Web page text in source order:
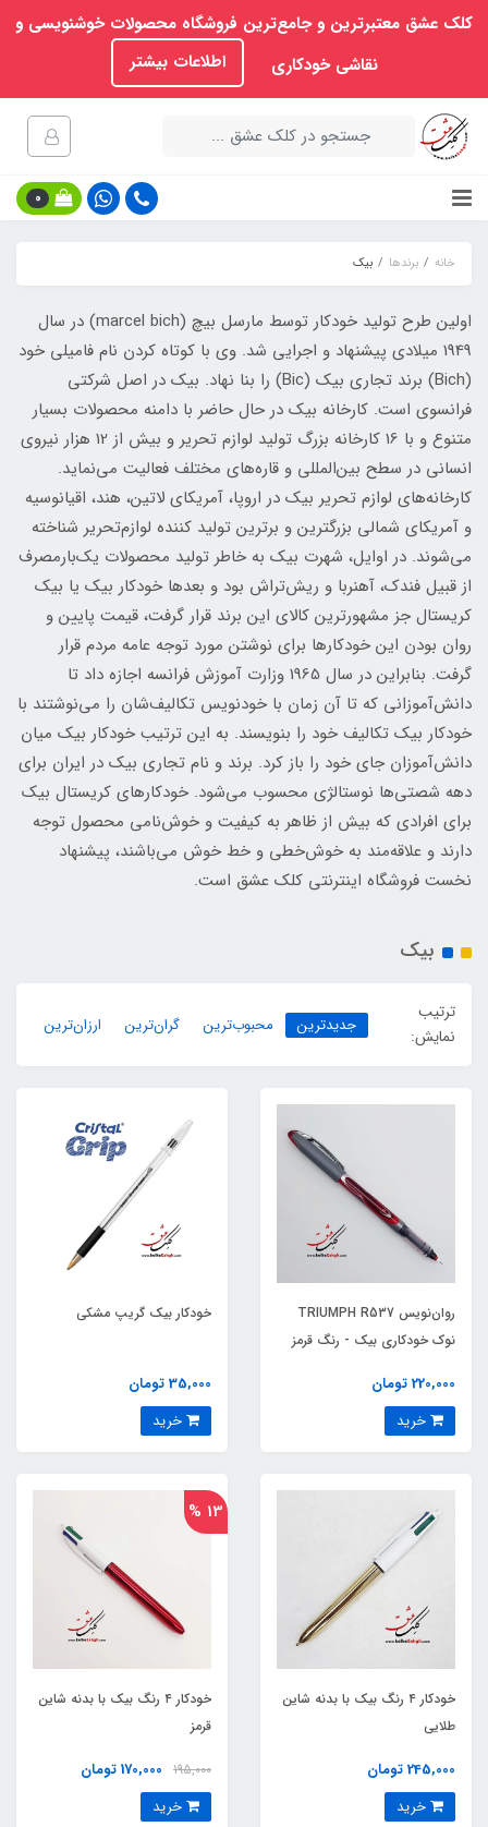
کلک عشق معتبرترین و جامع‌ترین فروشگاه محصولات خوشنویسی و
نقاشی خودکاری
اطلاعات بیشتر
0
خانه برندها بیک
اولین طرح تولید خودکار توسط مارسل بیچ (marcel bich) در سال
1949 میلادی پیشنهاد و اجرایی شد. وی با کوتاه کردن نام فامیلی خود
(Bich) برند تجاری بیک (Bic) را بنا نهاد. بیک در اصل شرکتی
فرانسوی است. کارخانه بیک در حال حاضر با دامنه محصولات بسیار
متنوع و با 16 کارخانه بزرگ تولید لوازم تحریر و بیش از 12 هزار نیروی
انسانی در سطح بین‌المللی و قاره‌های مختلف فعالیت می‌نماید.
کارخانه‌های لوازم تحریر بیک در اروپا، آمریکای لاتین، هند، اقیانوسیه
و آمریکای شمالی بزرگترین و برترین تولید کننده لوازم‌تحریر شناخته
می‌شوند. در اوایل، شهرت بیک به خاطر تولید محصولات یک‌بارمصرف
از قبیل فندک، آهنربا و ریش‌تراش بود و بعدها خودکار بیک یا بیک
کریستال جز مشهورترین کالای این برند قرار گرفت، قیمت پایین و
روان بودن این خودکارها برای نوشتن مورد ‌توجه عامه مردم قرار
گرفت. بنابراین در سال 1965 وزارت آموزش فرانسه اجازه داد تا
دانش‌آموزانی که تا آن زمان با خودنویس تکالیف‌شان را می‌نوشتند با
خودکار بیک تکالیف خود را بنویسند. به این ترتیب خودکار بیک میان
دانش‌آموزان جای خود را باز کرد. برند و نام تجاری بیک در ایران برای
دهه شصتی‌ها نوستالژی محسوب می‌شود. خودکارهای کریستال بیک
برای افرادی که بیش از ظاهر به کیفیت و خوش‌نامی محصول توجه
دارند و علاقه‌مند به خوش‌خطی و خط خوش می‌باشند، پیشنهاد
نخست فروشگاه اینترنتی کلک عشق است.
بیک
ترتیب
نمایش:
جدیدترین محبوب‌ترین گران‌ترین ارزان‌ترین
روان‌نویس TRIUMPH R537
نوک خودکاری بیک - رنگ قرمز
220,000 تومان
خودکار بیک گریپ مشکی
35,000 تومان
خودکار ۴ رنگ بیک با بدنه شاین
طلایی
245,000 تومان
13 %
خودکار ۴ رنگ بیک با بدنه شاین
قرمز
195,000 170,000 تومان